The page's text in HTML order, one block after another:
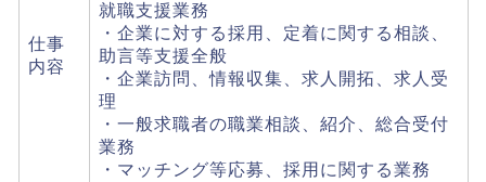
仕事
内容
就職支援業務
・企業に対する採用、定着に関する相談、
助言等支援全般
・企業訪問、情報収集、求人開拓、求人受
理
・一般求職者の職業相談、紹介、総合受付
業務
・マッチング等応募、採用に関する業務